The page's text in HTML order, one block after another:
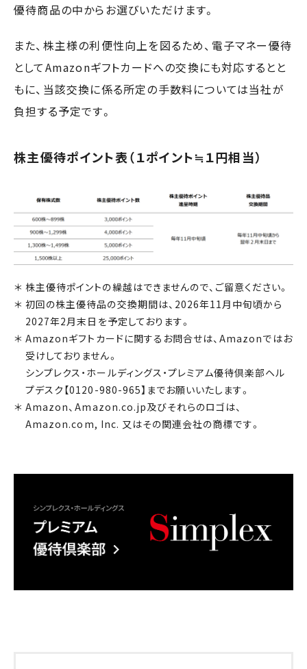
優待商品の中からお選びいただけます。
また、株主様の利便性向上を図るため、電子マネー優待
としてAmazonギフトカードへの交換にも対応するとと
もに、当該交換に係る所定の手数料については当社が
負担する予定です。
株主優待ポイント表（１ポイント≒１円相当）
株主優待ポイントの繰越はできませんので、ご留意ください。
初回の株主優待品の交換期間は、2026年11月中旬頃から
2027年2月末日を予定しております。
Amazonギフトカードに関するお問合せは、Amazonではお
受けしておりません。
シンプレクス・ホールディングス・プレミアム優待倶楽部ヘル
プデスク【0120-980-965】までお願いいたします。
Amazon、Amazon.co.jp及びそれらのロゴは、
Amazon.com, Inc. 又はその関連会社の商標です。